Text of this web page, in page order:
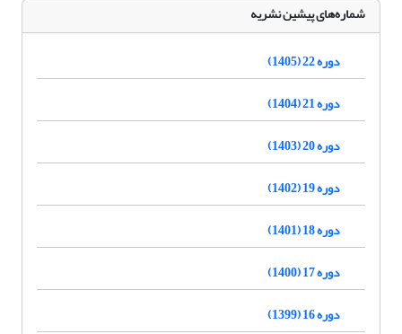
شماره‌های پیشین نشریه
دوره 22 (1405)
دوره 21 (1404)
دوره 20 (1403)
دوره 19 (1402)
دوره 18 (1401)
دوره 17 (1400)
دوره 16 (1399)